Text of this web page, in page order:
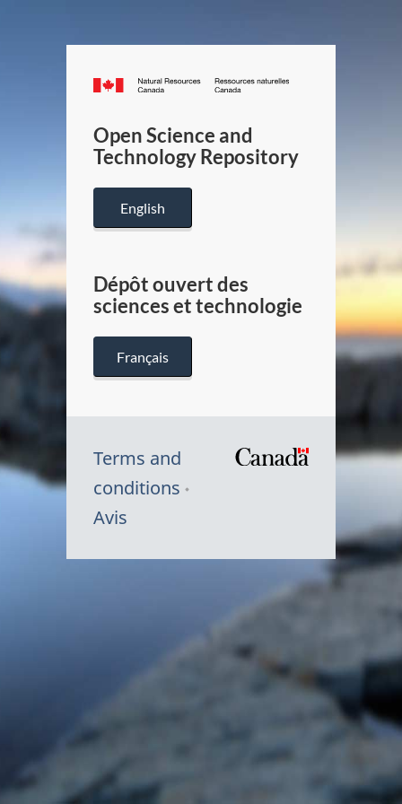
Canada.ca
/
Canada
Open Science and
Technology Repository
English
Dépôt ouvert des
sciences et technologie
Français
Terms and
conditions
Avis
du